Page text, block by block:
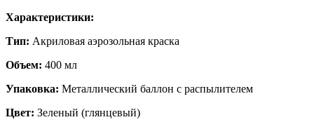
Характеристики:
Тип: Акриловая аэрозольная краска
Объем: 400 мл
Упаковка: Металлический баллон с распылителем
Цвет: Зеленый (глянцевый)